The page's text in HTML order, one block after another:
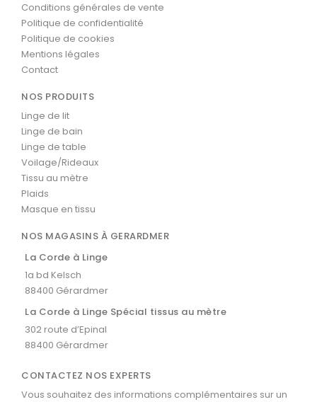
Conditions générales de vente
Politique de confidentialité
Politique de cookies
Mentions légales
Contact
NOS PRODUITS
Linge de lit
Linge de bain
Linge de table
Voilage/Rideaux
Tissu au mètre
Plaids
Masque en tissu
NOS MAGASINS À GERARDMER
La Corde à Linge
1a bd Kelsch
88400 Gérardmer
La Corde à Linge Spécial tissus au mètre
302 route d’Epinal
88400 Gérardmer
CONTACTEZ NOS EXPERTS
Vous souhaitez des informations complémentaires sur un